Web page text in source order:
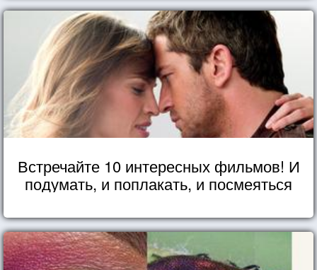
Встречайте 10 интересных фильмов! И
подумать, и поплакать, и посмеяться